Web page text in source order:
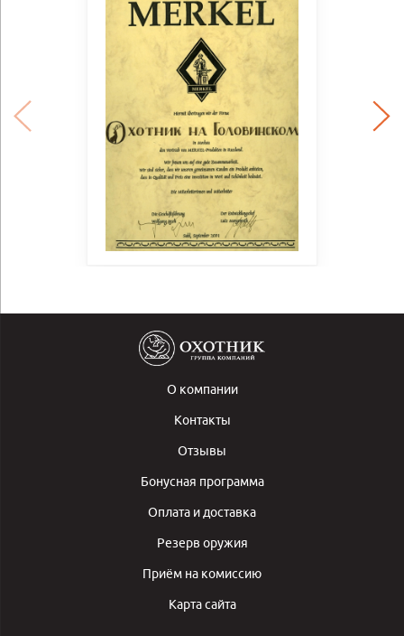
О компании
Контакты
Отзывы
Бонусная программа
Оплата и доставка
Резерв оружия
Приём на комиссию
Карта сайта